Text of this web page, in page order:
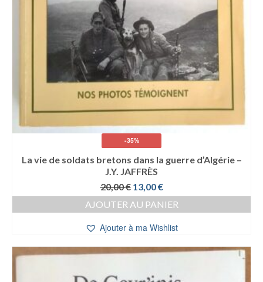
-35%
La vie de soldats bretons dans la guerre d’Algérie –
J.Y. JAFFRÈS
20,00€ Le
prix
initial
20,00 €.
13,00€Le
prix
actuel
13,00 €.
AJOUTER AU PANIER
Ajouter à ma Wishlist